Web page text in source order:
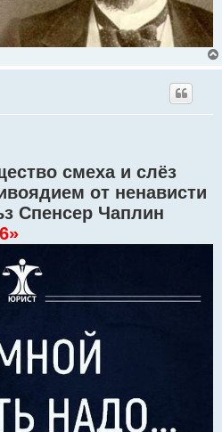
смеха и слёз
от ненависти
Спенсер Чаплин